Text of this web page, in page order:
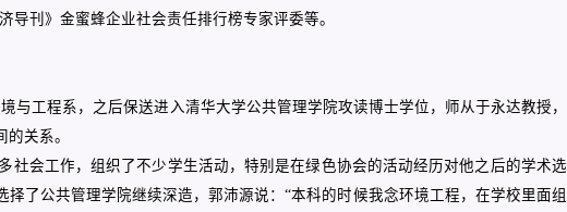
导刊》金蜜蜂企业社会责任排行榜专家评委等。
与工程系，之后保送进入清华大学公共管理学院攻读博士学位，师从于永达教授，
关系。
社会工作，组织了不少学生活动，特别是在绿色协会的活动经历对他之后的学术选
了公共管理学院继续深造，郭沛源说：“本科的时候我念环境工程，在学校里面组